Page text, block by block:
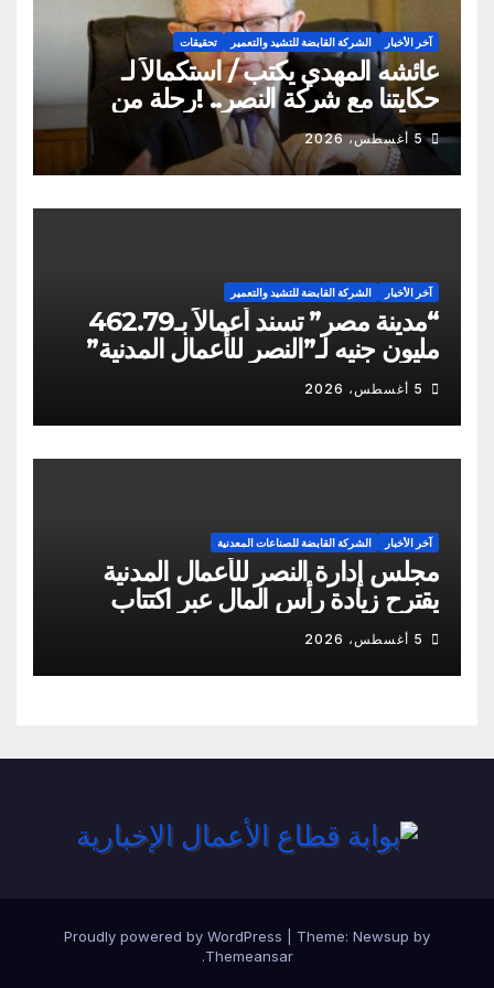
آخر الأخبار الشركة القابضة للتشيد والتعمير تحقيقات
عائشه المهدي يكتب / استكمالاً لـ
حكايتنا مع شركة النصر.. !رحلة من
الشكاوى ومزيد من التعنت المستمر.. و
لجوء للقابضة إلى صدمة الكواليس!
5 أغسطس، 2026
آخر الأخبار الشركة القابضة للتشيد والتعمير
“مدينة مصر” تسند أعمالاً بـ462.79
مليون جنيه لـ”النصر للأعمال المدنية”
5 أغسطس، 2026
آخر الأخبار الشركة القابضة للصناعات المعدنية
مجلس إدارة النصر للأعمال المدنية
يقترح زيادة رأس المال عبر اكتتاب
نقدي
5 أغسطس، 2026
Proudly powered by WordPress Theme: Newsup by
Themeansar
.